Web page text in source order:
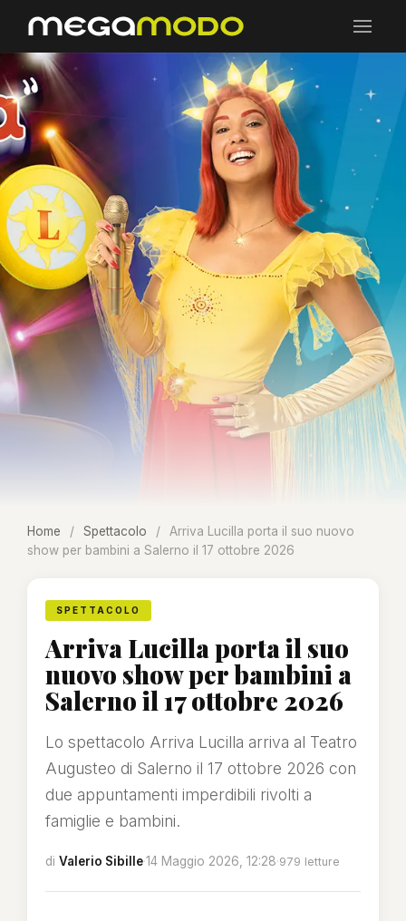
Home / Spettacolo /
Arriva Lucilla porta il suo nuovo
show per bambini a Salerno il 17 ottobre 2026
SPETTACOLO
Arriva Lucilla porta il suo
nuovo show per bambini a
Salerno il 17 ottobre 2026
Lo spettacolo Arriva Lucilla arriva al Teatro
Augusteo di Salerno il 17 ottobre 2026 con
due appuntamenti imperdibili rivolti a
famiglie e bambini.
di Valerio Sibille·14 Maggio 2026, 12:28·979 letture